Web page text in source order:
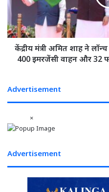
लॉन्च
नेक्स्ट
जेन
डायल-112
इमरजेंसी
फॉरेंसिक
को
हरी
केंद्रीय मंत्री अमित शाह ने
400 इमरजेंसी वाहन और 32
Advertisement
×
Advertisement